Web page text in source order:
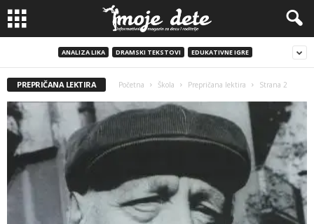
ANALIZA LIKA DRAMSKI TEKSTOVI EDUKATIVNE IGRE
PREPRIČANA LEKTIRA Početna Škola Prepričana lektira Strana 2